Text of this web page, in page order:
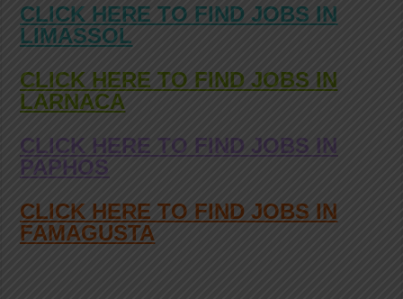
CLICK HERE TO FIND JOBS IN
LIMASSOL
CLICK HERE TO FIND JOBS IN
LARNACA
CLICK HERE TO FIND JOBS IN
PAPHOS
CLICK HERE TO FIND JOBS IN
FAMAGUSTA